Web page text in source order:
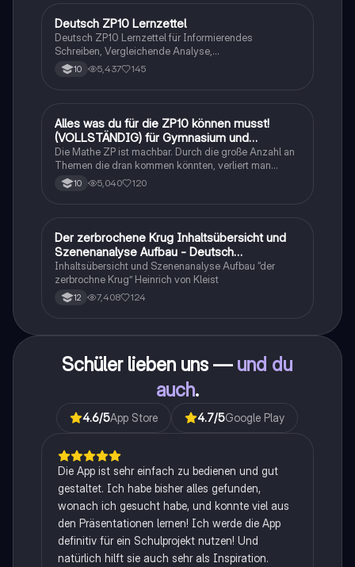
Deutsch
Deutsch ZP10 Lernzettel
Deutsch ZP10 Lernzettel für Informierendes
Schreiben, Vergleichende Analyse,
Sachtexte/Roman/Gedicht..
10 5,437 145
Mathe
Alles was du für die ZP10 können musst!
(VOLLSTÄNDIG) für Gymnasium und
Realschule
Die Mathe ZP ist machbar. Durch die große Anzahl an
Themen die dran kommen könnten, verliert man
schnell den Überblick. Also habe ich von den kleinsten
Themen bis hin zu den größten alles
10 5,040 120
Deutsch
Der zerbrochene Krug Inhaltsübersicht und
Szenenanalyse Aufbau - Deutsch
Q1/Q2/Abitur
Inhaltsübersicht und Szenenanalyse Aufbau “der
zerbrochne Krug” Heinrich von Kleist
12 7,408 124
Schüler lieben uns — und du
auch.
4.6/5App Store 4.7/5Google Play
Die App ist sehr einfach zu bedienen und gut
gestaltet. Ich habe bisher alles gefunden,
wonach ich gesucht habe, und konnte viel aus
den Präsentationen lernen! Ich werde die App
definitiv für ein Schulprojekt nutzen! Und
natürlich hilft sie auch sehr als Inspiration.